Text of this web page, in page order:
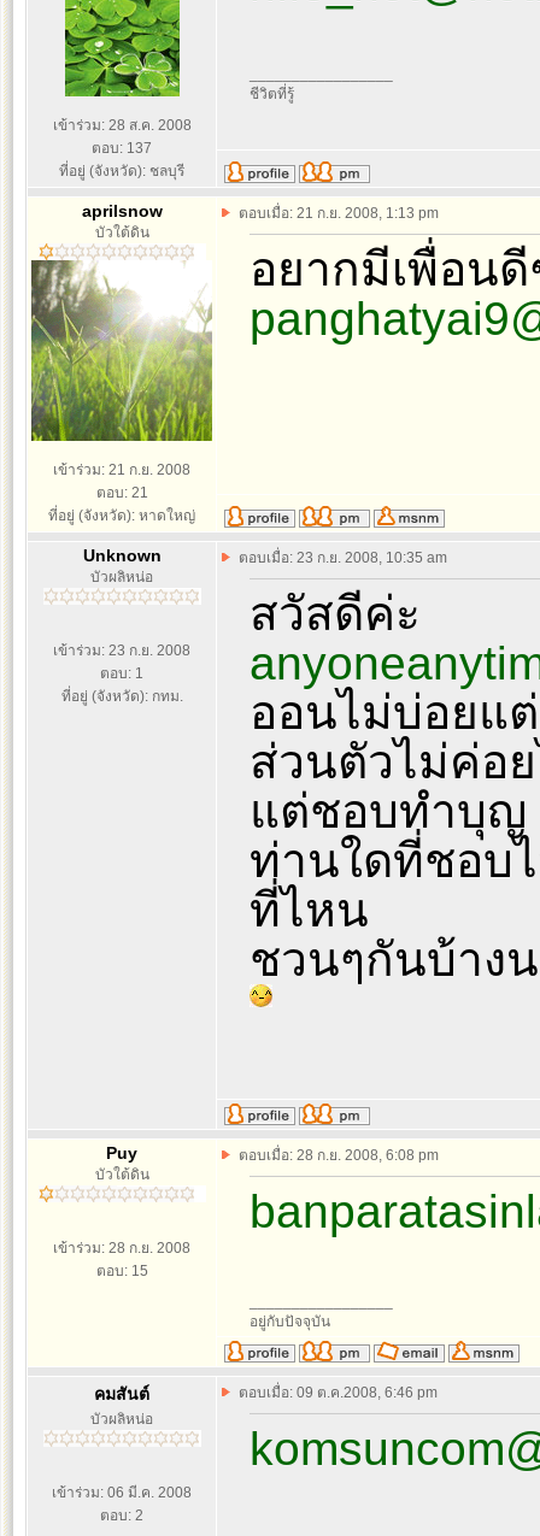
เข้าร่วม: 28 ส.ค. 2008
ตอบ: 137
ที่อยู่ (จังหวัด): ชลบุรี
ชีวิตที่รู้
aprilsnow
บัวใต้ดิน
เข้าร่วม: 21 ก.ย. 2008
ตอบ: 21
ที่อยู่ (จังหวัด): หาดใหญ่
ตอบเมื่อ: 21 ก.ย. 2008, 1:13 pm
อยากมีเพื่อน
Unknown
บัวผลิหน่อ
เข้าร่วม: 23 ก.ย. 2008
ตอบ: 1
ที่อยู่ (จังหวัด): กทม.
ตอบเมื่อ: 23 ก.ย. 2008, 10:35 am
สวัสดีค่ะ
ออนไม่บ่อยแ
ส่วนตัวไม่ค่อ
แต่ชอบทำบุญ
ท่านใดที่ชอบ
ที่ไหน
ชวนๆกันบ้าง
Puy
บัวใต้ดิน
เข้าร่วม: 28 ก.ย. 2008
ตอบ: 15
ตอบเมื่อ: 28 ก.ย. 2008, 6:08 pm
อยู่กับปัจจุบัน
คมสันต์
บัวผลิหน่อ
เข้าร่วม: 06 มี.ค. 2008
ตอบ: 2
ตอบเมื่อ: 09 ต.ค.2008, 6:46 pm